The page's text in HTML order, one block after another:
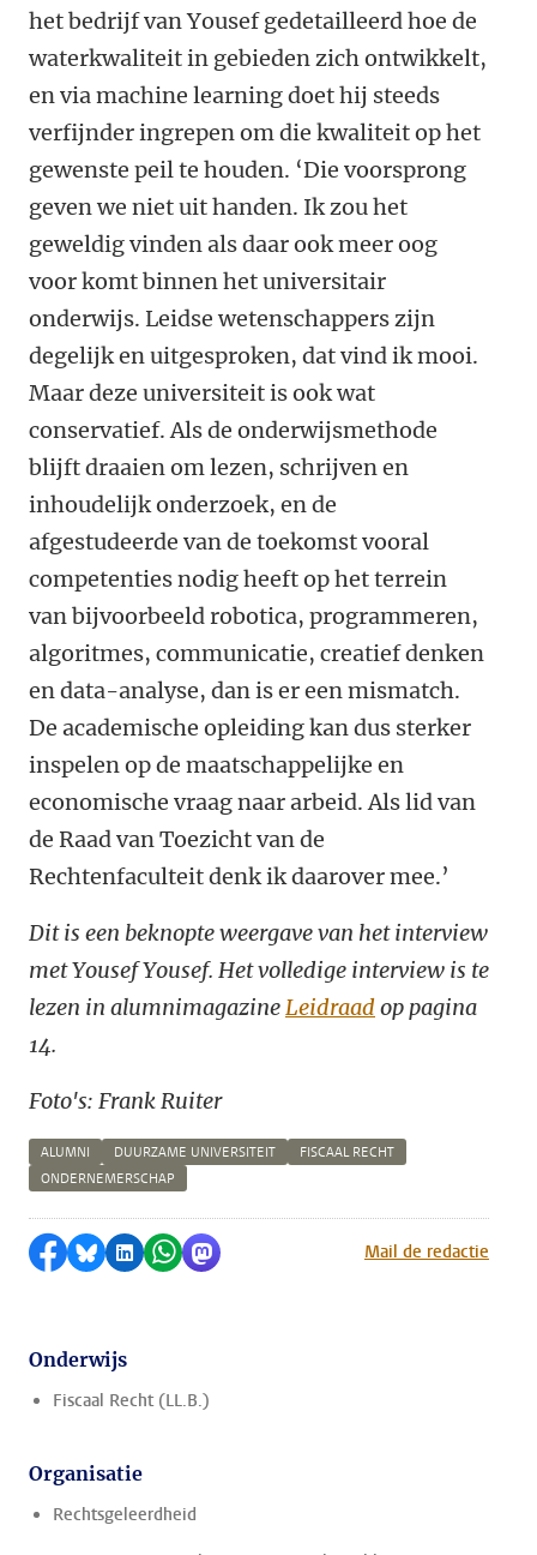
het bedrijf van Yousef gedetailleerd hoe de
waterkwaliteit in gebieden zich ontwikkelt,
en via machine learning doet hij steeds
verfijnder ingrepen om die kwaliteit op het
gewenste peil te houden. ‘Die voorsprong
geven we niet uit handen. Ik zou het
geweldig vinden als daar ook meer oog
voor komt binnen het universitair
onderwijs. Leidse wetenschappers zijn
degelijk en uitgesproken, dat vind ik mooi.
Maar deze universiteit is ook wat
conservatief. Als de onderwijsmethode
blijft draaien om lezen, schrijven en
inhoudelijk onderzoek, en de
afgestudeerde van de toekomst vooral
competenties nodig heeft op het terrein
van bijvoorbeeld robotica, programmeren,
algoritmes, communicatie, creatief denken
en data-analyse, dan is er een mismatch.
De academische opleiding kan dus sterker
inspelen op de maatschappelijke en
economische vraag naar arbeid. Als lid van
de Raad van Toezicht van de
Rechtenfaculteit denk ik daarover mee.’
Dit is een beknopte weergave van het interview
met Yousef Yousef. Het volledige interview is te
lezen in alumnimagazineLeidraadop pagina
14.
Foto's: Frank Ruiter
ALUMNI DUURZAME UNIVERSITEIT
FISCAAL RECHT
ONDERNEMERSCHAP
Delen op Facebook
Delen via Bluesky
Delen op LinkedIn
Delen via WhatsApp
Delen via MastodonMail de redactie
Onderwijs
Fiscaal Recht (LL.B.)
Organisatie
Rechtsgeleerdheid